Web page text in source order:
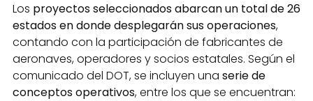
Los proyectos seleccionados abarcan un total de 26
estados en donde desplegarán sus operaciones,
contando con la participación de fabricantes de
aeronaves, operadores y socios estatales. Según el
comunicado del DOT, se incluyen una serie de
conceptos operativos, entre los que se encuentran: